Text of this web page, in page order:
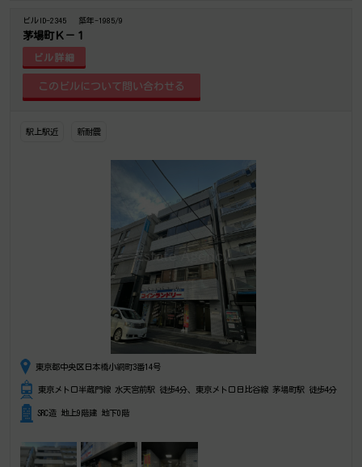
ビルID-2345 築年-1985/9
茅場町Ｋ－１
ビル詳細
駅上駅近 新耐震
東京都中央区日本橋小網町3番14号
東京メトロ半蔵門線 水天宮前駅 徒歩4分、東京メトロ日比谷線 茅場町駅 徒歩4分
SRC造 地上9階建 地下0階